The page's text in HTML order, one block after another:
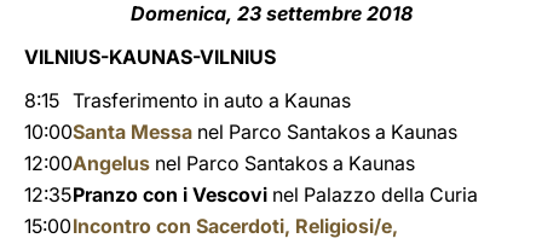
Domenica, 23 settembre 2018
VILNIUS-KAUNAS-VILNIUS
8:15 Trasferimento in auto a Kaunas
10:00Santa Messa nel Parco Santakos a Kaunas
12:00Angelus nel Parco Santakos a Kaunas
12:35Pranzo con i Vescovi nel Palazzo della Curia
15:00Incontro con Sacerdoti, Religiosi/e,